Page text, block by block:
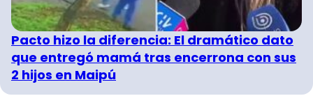
Pacto hizo la diferencia: El dramático dato
que entregó mamá tras encerrona con sus
2 hijos en Maipú